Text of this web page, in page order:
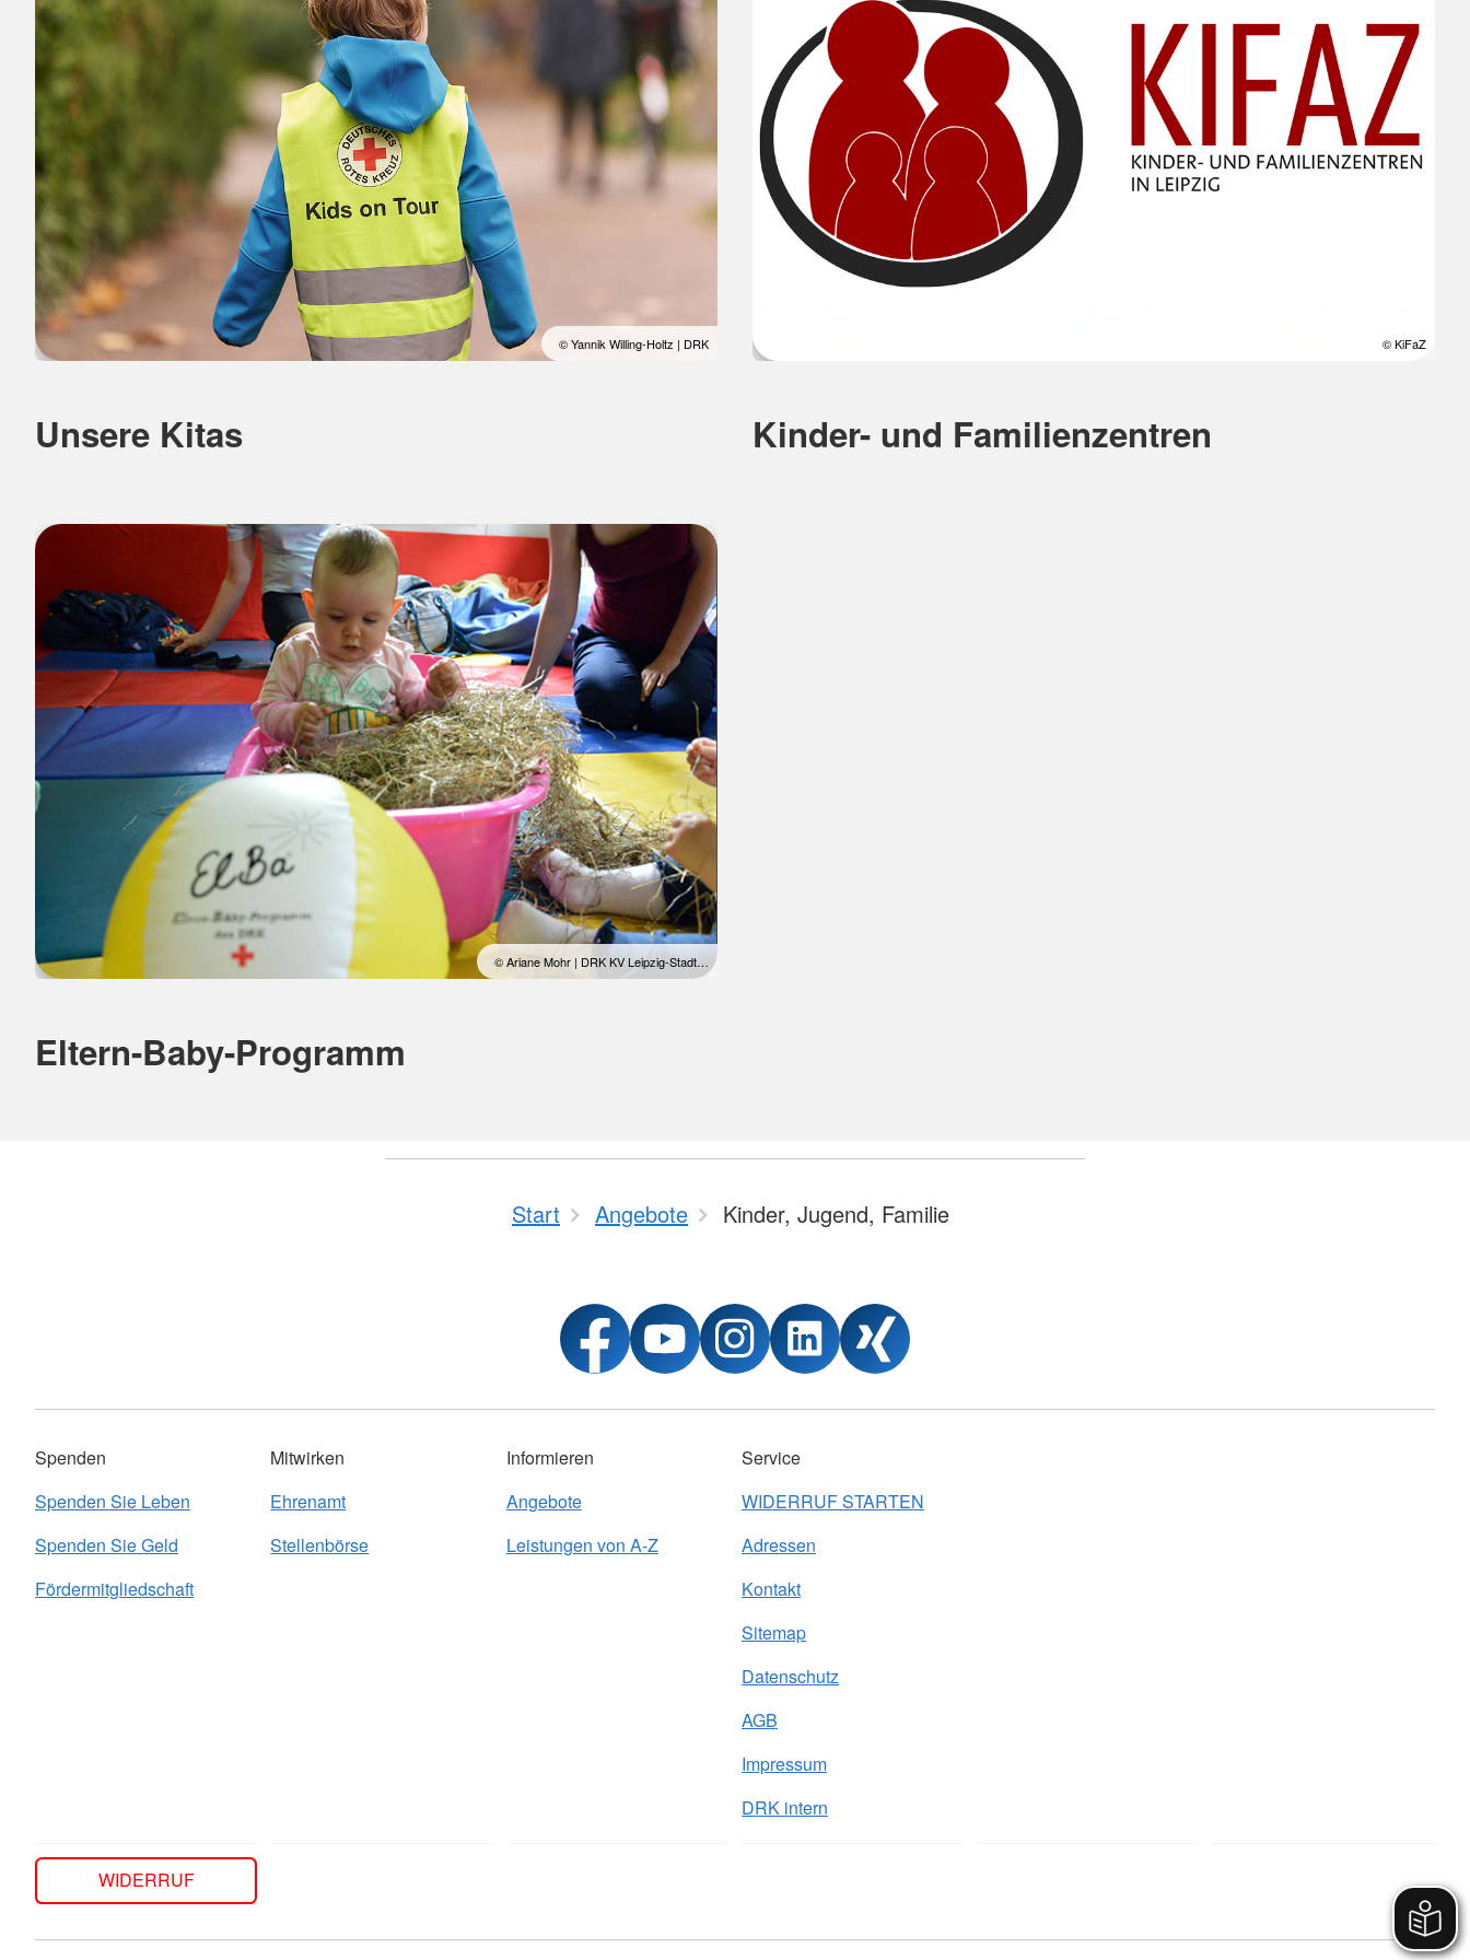
© Yannik Willing-Holtz | DRK
Unsere Kitas
© KiFaZ
Kinder- und Familienzentren
© Ariane Mohr | DRK KV Leipzig-Stadt…
Eltern-Baby-Programm
Start Angebote Kinder, Jugend, Familie
Spenden
Spenden Sie Leben
Spenden Sie Geld
Fördermitgliedschaft
Mitwirken
Ehrenamt
Stellenbörse
Informieren
Angebote
Leistungen von A-Z
Service
WIDERRUF STARTEN
Adressen
Kontakt
Sitemap
Datenschutz
AGB
Impressum
DRK intern
WIDERRUF